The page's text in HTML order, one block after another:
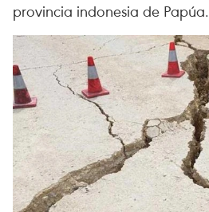
provincia indonesia de Papúa.